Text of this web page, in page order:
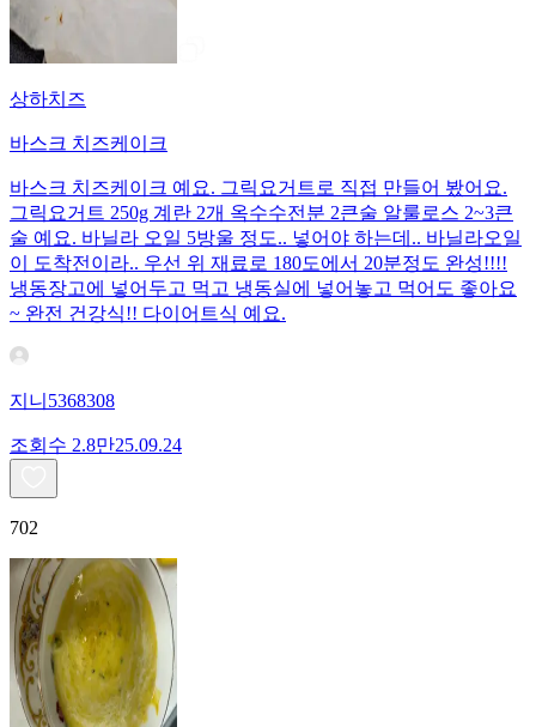
상하치즈
바스크 치즈케이크
바스크 치즈케이크 예요. 그릭요거트로 직접 만들어 봤어요.
그릭요거트 250g 계란 2개 옥수수전분 2큰술 알룰로스 2~3큰
술 예요. 바닐라 오일 5방울 정도.. 넣어야 하는데.. 바닐라오일
이 도착전이라.. 우선 위 재료로 180도에서 20분정도 완성!!!!
냉동장고에 넣어두고 먹고 냉동실에 넣어놓고 먹어도 좋아요
~ 완전 건강식!! 다이어트식 예요.
지니5368308
조회수 2.8만25.09.24
702